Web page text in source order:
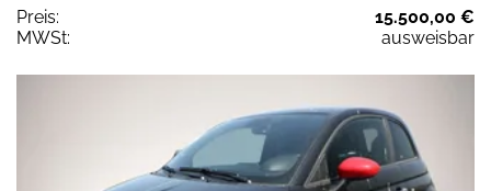
Preis:
15.500,00 €
MWSt:
ausweisbar